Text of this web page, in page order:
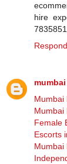
hire
Mumbai
Mumbai
Female
Escorts
Mumbai